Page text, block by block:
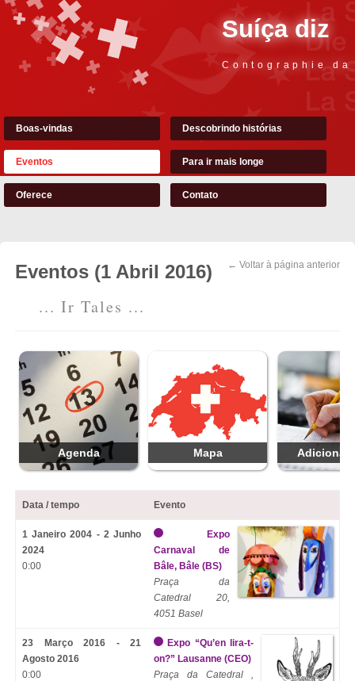
Suíça diz
Contographie
Boas-vindas Descobrindo histórias
Eventos Para ir mais longe
Oferece Contato
← Voltar à página anterior
Eventos (1 Abril 2016)
... Ir Tales ...
Agenda Mapa Adicionar
Data / tempo Evento
1 Janeiro 2004 - 2 Junho
2024
0:00
Expo
Carnaval de
Bâle, Bâle (BS)
Praça da
Catedral 20,
4051 Basel
23 Março 2016 - 21
Agosto 2016
0:00
Expo “Qu’en lira-t-
on?” Lausanne (CEO)
Praça da Catedral ,